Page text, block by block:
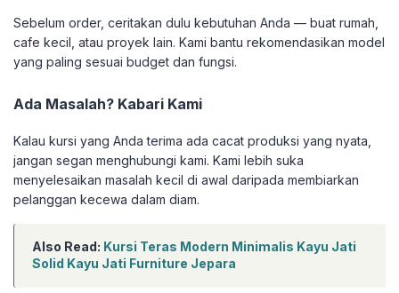
Sebelum order, ceritakan dulu kebutuhan Anda — buat rumah,
cafe kecil, atau proyek lain. Kami bantu rekomendasikan model
yang paling sesuai budget dan fungsi.
Ada Masalah? Kabari Kami
Kalau kursi yang Anda terima ada cacat produksi yang nyata,
jangan segan menghubungi kami. Kami lebih suka
menyelesaikan masalah kecil di awal daripada membiarkan
pelanggan kecewa dalam diam.
Also Read: Kursi Teras Modern Minimalis Kayu Jati
Solid Kayu Jati Furniture Jepara